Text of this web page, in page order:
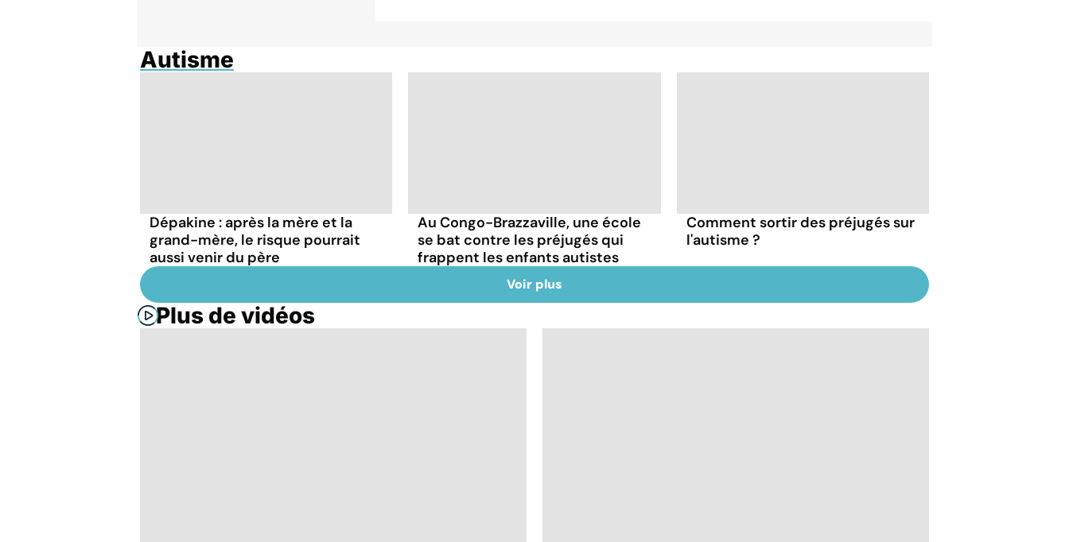
Autisme
Dépakine : après la mère et la
grand-mère, le risque pourrait
aussi venir du père
Au Congo-Brazzaville, une école
se bat contre les préjugés qui
frappent les enfants autistes
Comment sortir des préjugés sur
l'autisme ?
Voir plus
Plus de vidéos